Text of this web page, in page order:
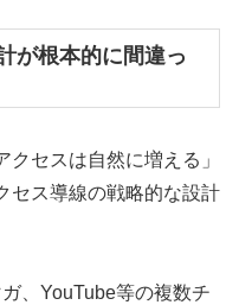
が根本的に間違っ
セスは自然に増える」
セス導線の戦略的な設計
、YouTube等の複数チ